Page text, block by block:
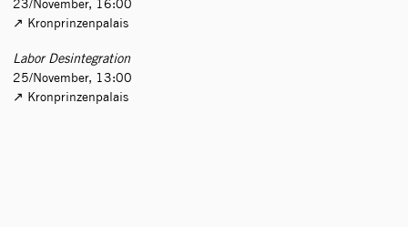
23/November, 16:00
Kronprinzenpalais
Labor Desintegration
25/November, 13:00
Kronprinzenpalais